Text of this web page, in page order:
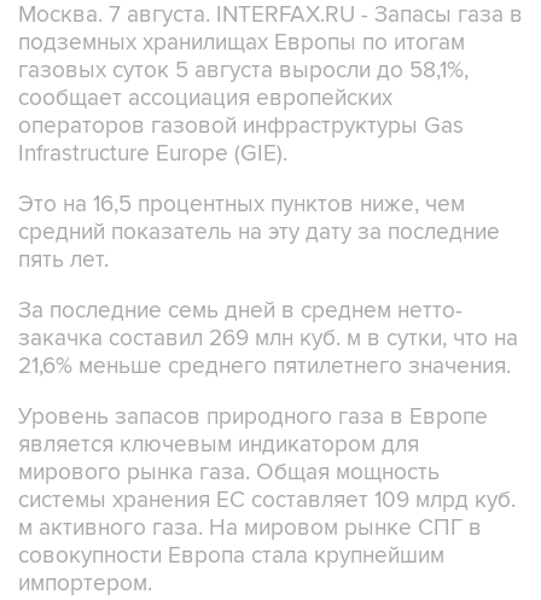
Москва. 7 августа. INTERFAX.RU - Запасы газа в
подземных хранилищах Европы по итогам
газовых суток 5 августа выросли до 58,1%,
сообщает ассоциация европейских
операторов газовой инфраструктуры Gas
Infrastructure Europe (GIE).
Это на 16,5 процентных пунктов ниже, чем
средний показатель на эту дату за последние
пять лет.
За последние семь дней в среднем нетто-
закачка составил 269 млн куб. м в сутки, что на
21,6% меньше среднего пятилетнего значения.
Уровень запасов природного газа в Европе
является ключевым индикатором для
мирового рынка газа. Общая мощность
системы хранения ЕС составляет 109 млрд куб.
м активного газа. На мировом рынке СПГ в
совокупности Европа стала крупнейшим
импортером.